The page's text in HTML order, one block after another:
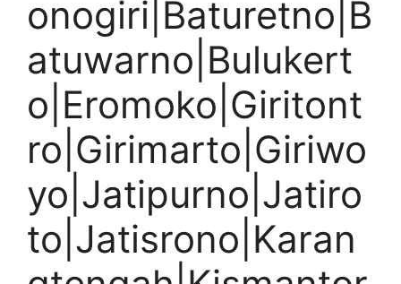
onogiri|Baturetno|B
atuwarno|Bulukert
o|Eromoko|Giritont
ro|Girimarto|Giriwo
yo|Jatipurno|Jatiro
to|Jatisrono|Karan